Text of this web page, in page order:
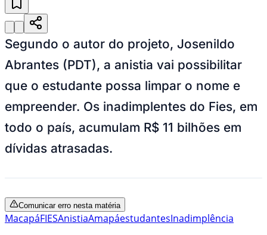
Segundo o autor do projeto, Josenildo
Abrantes (PDT), a anistia vai possibilitar
que o estudante possa limpar o nome e
empreender. Os inadimplentes do Fies, em
todo o país, acumulam R$ 11 bilhões em
dívidas atrasadas.
Comunicar erro nesta matéria
MacapáFIESAnistiaAmapáestudantesInadimplência